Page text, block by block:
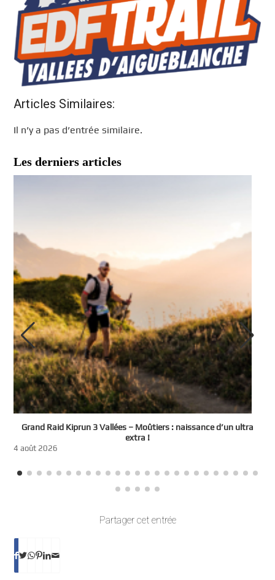
Articles Similaires:
Il n’y a pas d’entrée similaire.
Les derniers articles
Grand Raid Kiprun 3 Vallées – Moûtiers : naissance d’un ultra
extra !
4 août 2026
Partager cet entrée